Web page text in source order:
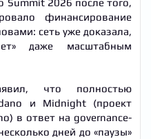
Summit 2026 после того,
финансирование
сеть уже доказала,
даже масштабным
что полностью
и Midnight (проект
в ответ на governance-
дней до «паузы»